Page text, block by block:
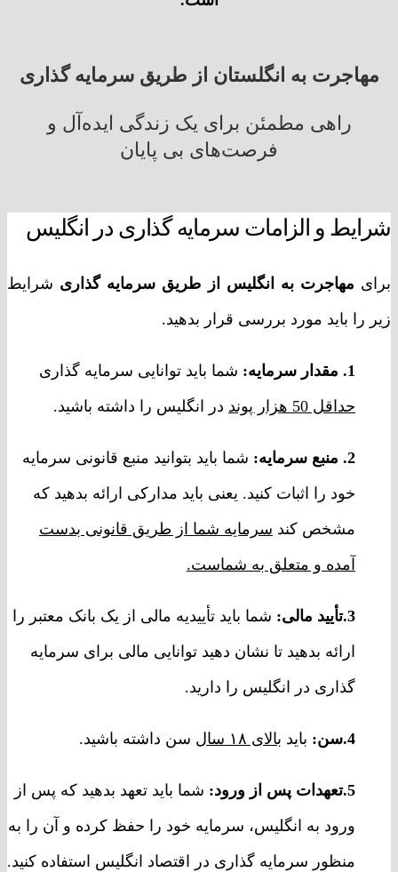
مهاجرت به انگلستان از طریق سرمایه گذاری
راهی مطمئن برای یک زندگی ایده‌آل و
فرصت‌های بی پایان
شرایط و الزامات سرمایه گذاری در انگلیس
برای مهاجرت به انگلیس از طریق سرمایه گذاری شرایط
زیر را باید مورد بررسی قرار بدهید.
1. مقدار سرمایه:
شما باید توانایی سرمایه گذاری
حداقل 50 هزار پوند
در انگلیس را داشته باشید.
2. منبع سرمایه:
شما باید بتوانید منبع قانونی سرمایه
خود را اثبات کنید. یعنی باید مدارکی ارائه بدهید که
مشخص کند سرمایه شما از طریق قانونی بدست
آمده و متعلق به شماست.
3.تأیید مالی:
شما باید تأییدیه مالی از یک بانک معتبر را
ارائه بدهید تا نشان دهید توانایی مالی برای سرمایه
گذاری در انگلیس را دارید.
4.سن: باید بالای ۱۸ سال سن داشته باشید.
5.تعهدات پس از ورود:
شما باید تعهد بدهید که پس از
ورود به انگلیس، سرمایه خود را حفظ کرده و آن را به
منظور سرمایه گذاری در اقتصاد انگلیس استفاده کنید.